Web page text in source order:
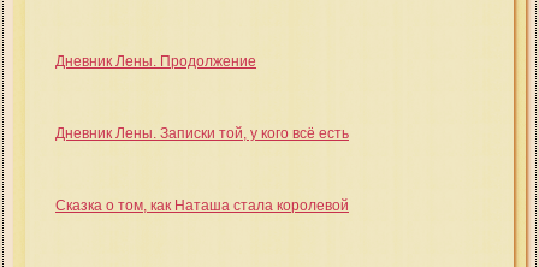
Дневник Лены. Продолжение
Дневник Лены. Записки той, у кого всё есть
Сказка о том, как Наташа стала королевой